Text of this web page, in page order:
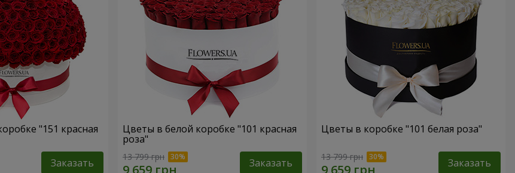
"151 красная
Заказать
Цветы в белой коробке "101 красная
роза"
13 799 грн Заказать
Цветы в коробке "101 белая роза"
13 799 грн Заказать